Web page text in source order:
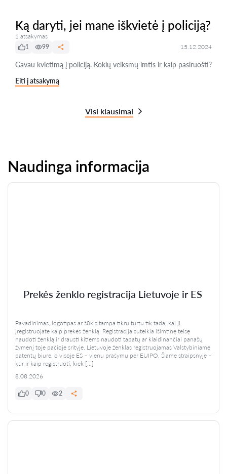
Ką daryti, jei mane iškvietė į policiją?
1 atsakymas
1
99 15.12.2024
Gavau kvietimą į policiją. Kokių veiksmų imtis ir kaip pasiruošti?
Eiti į atsakymą
Visi klausimai
Naudinga informacija
Prekės ženklo registracija Lietuvoje ir ES
Pavadinimas, logotipas ar šūkis tampa tikru turtu tik tada, kai jį
įregistruojate kaip prekės ženklą. Registracija suteikia išimtinę teisę
naudoti ženklą ir drausti kitiems naudoti tapatų ar klaidinančiai panašų
žymenį toje pačioje srityje. Lietuvoje ženklas registruojamas Valstybiniame
patentų biure, o visoje ES – vienu prašymu per EUIPO. Šiame straipsnyje –
kur ir kaip registruoti, kiek […]
8.08.2026
0 0 2